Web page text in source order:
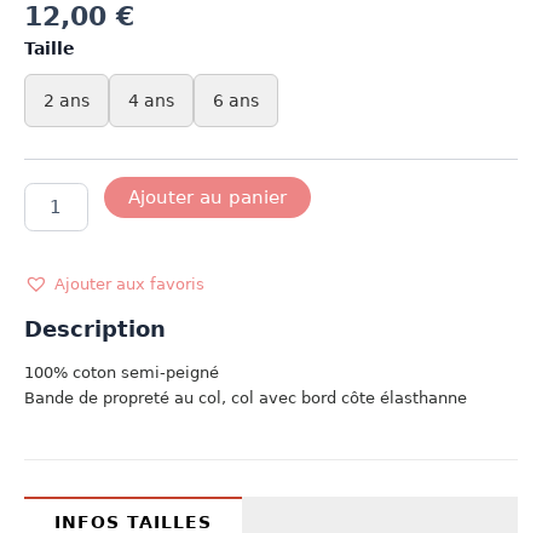
12,00€
Taille
2 ans 4 ans 6 ans
quantité
T-
KING
THE
Ajouter au panier
Ajouter aux favoris
Description
100% coton semi-peigné
Bande de propreté au col, col avec bord côte élasthanne
INFOS TAILLES